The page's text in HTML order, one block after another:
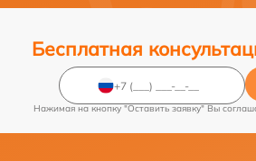
Бесплатная
Нажимая на кнопку "Оставить заявку" Вы